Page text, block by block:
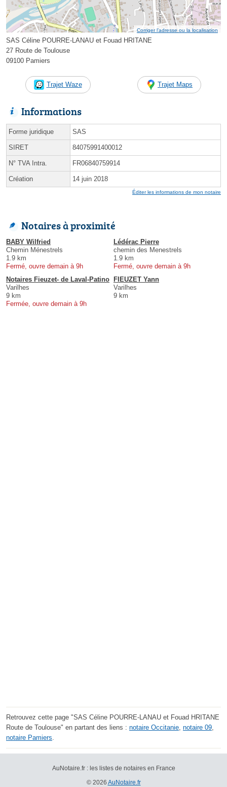
Corriger l’adresse ou la localisation
SAS Céline POURRE-LANAU et Fouad HRITANE
27 Route de Toulouse
09100 Pamiers
Trajet Waze Trajet Maps
Informations
Forme juridique SAS
SIRET 84075991400012
N° TVA Intra. FR06840759914
Création 14 juin 2018
Éditer les informations de mon notaire
Notaires à proximité
BABY Wilfried
Chemin Ménestrels
1.9 km
Fermé, ouvre demain à 9h
Lédérac Pierre
chemin des Menestrels
1.9 km
Fermé, ouvre demain à 9h
Notaires Fieuzet- de Laval-Patino
Varilhes
9 km
Fermée, ouvre demain à 9h
FIEUZET Yann
Varilhes
9 km
Retrouvez cette page "SAS Céline POURRE-LANAU et Fouad HRITANE
Route de Toulouse" en partant des liens : notaire Occitanie, notaire 09,
notaire Pamiers.
AuNotaire.fr : les listes de notaires en France
© 2026 AuNotaire.fr